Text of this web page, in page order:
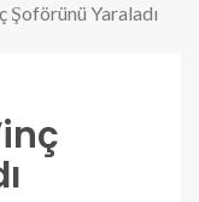
Şoförünü Yaraladı